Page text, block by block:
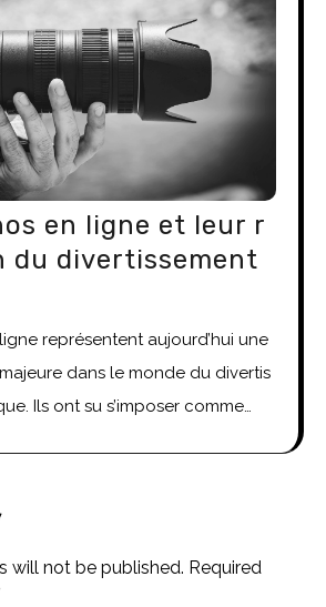
en ligne et leur r
du divertissement
représentent aujourd’hui une
dans le monde du divertis
Ils ont su s’imposer comme…
will not be published. Required